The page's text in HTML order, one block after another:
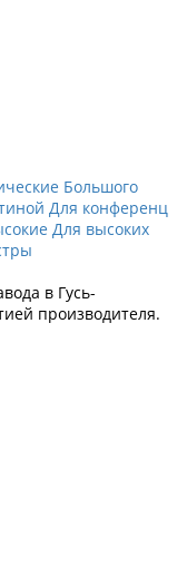
Большого
Для конференц
Для высоких
в Гусь-
производителя.